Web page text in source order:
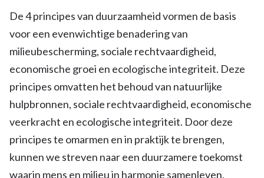
De 4 principes van duurzaamheid vormen de basis
voor een evenwichtige benadering van
milieubescherming, sociale rechtvaardigheid,
economische groei en ecologische integriteit. Deze
principes omvatten het behoud van natuurlijke
hulpbronnen, sociale rechtvaardigheid, economische
veerkracht en ecologische integriteit. Door deze
principes te omarmen en in praktijk te brengen,
kunnen we streven naar een duurzamere toekomst
waarin mens en milieu in harmonie samenleven.